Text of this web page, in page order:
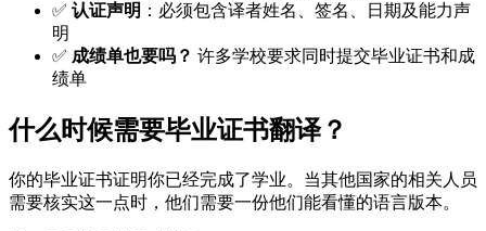
✅ 认证声明 ：必须包含译者姓名、签名、日期及能力声
明
✅ 成绩单也要吗？ 许多学校要求同时提交毕业证书和成
绩单
什么时候需要毕业证书翻译？
你的毕业证书证明你已经完成了学业。当其他国家的相关人员
需要核实这一点时，他们需要一份他们能看懂的语言版本。